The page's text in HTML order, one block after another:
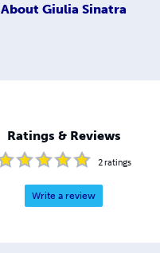
About Giulia Sinatra
Ratings & Reviews
2ratings
Write a review